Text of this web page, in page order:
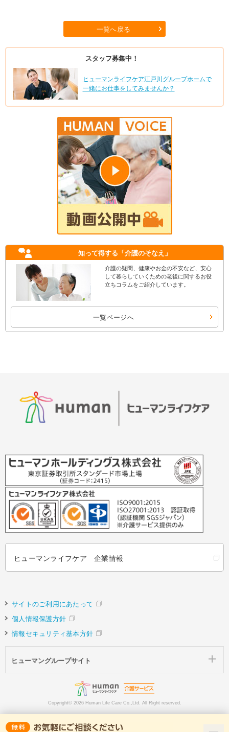
一覧へ戻る
スタッフ募集中！
ヒューマンライフケア江戸川グループホームで
一緒にお仕事をしてみませんか？
知って得する 「介護のそなえ」
介護の疑問、健康やお金の不安など、安心
して暮らしていくための老後に関するお役
立ちコラムをご紹介しています。
一覧ページへ
ヒューマンライフケア 企業情報
サイトのご利用にあたって
個人情報保護方針
情報セキュリティ基本方針
ヒューマングループサイト
Copyright© 2026 Human Life Care Co.,Ltd. All Right reserved.